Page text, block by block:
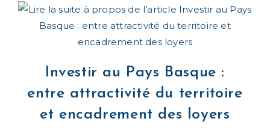
Éco-
Construction
:
Enjeu
Pour
L’immobilier
Pays
Investir au Pays Basque :
entre attractivité du territoire
et encadrement des loyers